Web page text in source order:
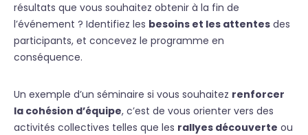
résultats que vous souhaitez obtenir à la fin de
l’événement ? Identifiez les besoins et les attentes des
participants, et concevez le programme en
conséquence.
Un exemple d’un séminaire si vous souhaitez renforcer
la cohésion d’équipe, c’est de vous orienter vers des
activités collectives telles que les rallyes découverte ou